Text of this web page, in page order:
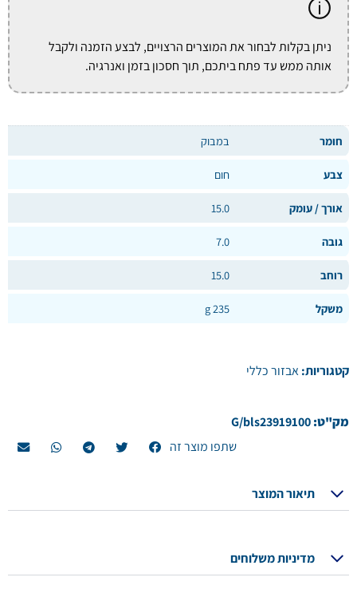
ניתן בקלות לבחור את המוצרים הרצויים, לבצע הזמנה ולקבל
אותה ממש עד פתח ביתכם, תוך חסכון בזמן ואנרגיה.
חומר במבוק
צבע חום
אורך / עומק 15.0
גובה 7.0
רוחב 15.0
משקל 235 g
קטגוריות:אבזור כללי
מק"ט:G/bls23919100
שתפו מוצר זה
תיאור המוצר
מדיניות משלוחים